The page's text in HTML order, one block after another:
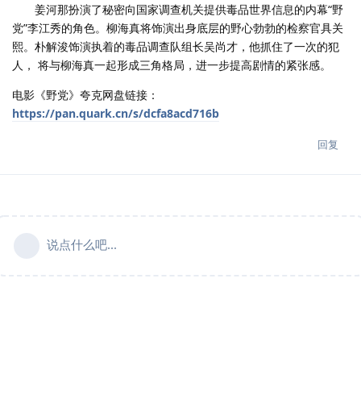
姜河那扮演了秘密向国家调查机关提供毒品世界信息的内幕“野
党”李江秀的角色。柳海真将饰演出身底层的野心勃勃的检察官具关
熙。朴解浚饰演执着的毒品调查队组长吴尚才，他抓住了一次的犯
人， 将与柳海真一起形成三角格局，进一步提高剧情的紧张感。
电影《野党》夸克网盘链接：
https://pan.quark.cn/s/dcfa8acd716b
回复
说点什么吧...